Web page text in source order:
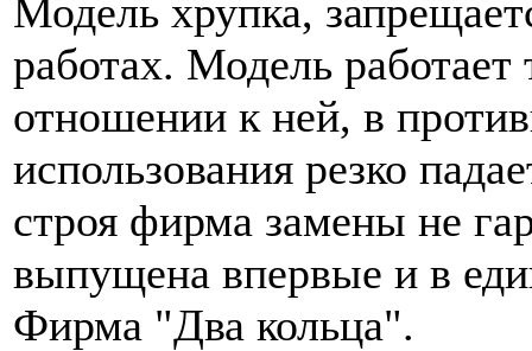
Модель хрупка,
работах. Модель
отношении к ней, в
использования резко
строя фирма замены не
выпущена впервые и в
Фирма "Два кольца".